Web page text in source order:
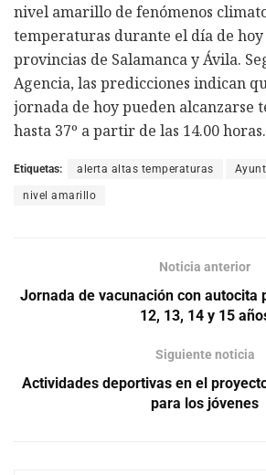
nivel amarillo de fenómenos
temperaturas durante el día de hoy
provincias de Salamanca y Ávila.
Agencia, las predicciones indican
jornada de hoy pueden alcanzarse
hasta 37º a partir de las 14.00 horas.
Etiquetas: alerta altas temperaturas
nivel amarillo
Noticia anterior
Jornada de vacunación con autocita
12, 13, 14 y 15
Siguiente noticia
Actividades deportivas en el
para los jóvenes